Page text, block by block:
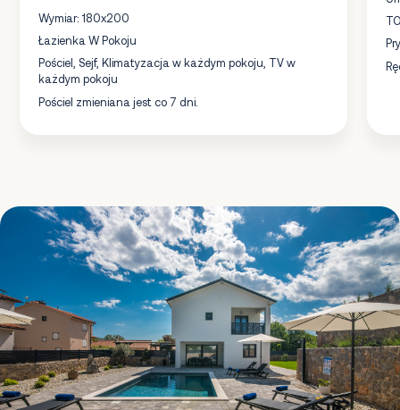
Wymiar: 180x200
Łazienka W Pokoju
Pościel, Sejf, Klimatyzacja w każdym pokoju, TV w
każdym pokoju
Pościel zmieniana jest co 7 dni.